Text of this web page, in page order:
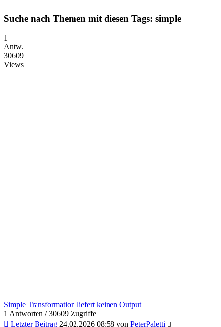
Suche nach Themen mit diesen Tags: simple
1
Antw.
30609
Views
Simple Transformation liefert keinen Output
1 Antworten / 30609 Zugriffe
Letzter Beitrag 24.02.2026 08:58 von PeterPaletti